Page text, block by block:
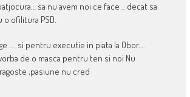
sa nu avem noi ce face .. decat sa
o ofilitura PSD.
…. si pentru executie in piata la Obor….
de o masca pentru ten si noi Nu
,pasiune nu cred